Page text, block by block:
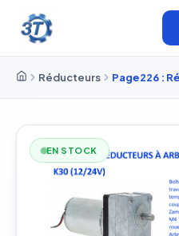
Réducteurs Page226 :
EN STOCK